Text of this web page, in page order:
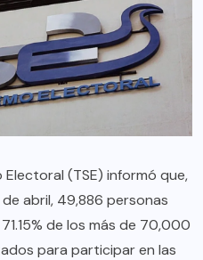
Electoral (TSE) informó que,
abril, 49,886 personas
de los más de 70,000
para participar en las